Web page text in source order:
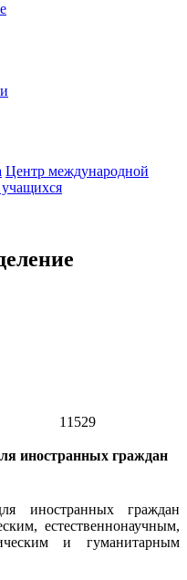
Центр международной
11529
иностранных граждан
иностранных граждан
естественнонаучным,
и гуманитарным